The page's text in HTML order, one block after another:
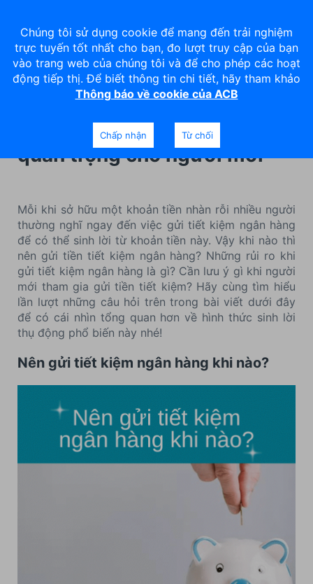
Những rủi ro khi gửi tiết
kiệm ngân hàng và lưu ý
quan trọng cho người mới
Mỗi khi sở hữu một khoản tiền nhàn rỗi nhiều người
thường nghĩ ngay đến việc gửi tiết kiệm ngân hàng
để có thể sinh lời từ khoản tiền này. Vậy khi nào thì
nên gửi tiền tiết kiệm ngân hàng? Những rủi ro khi
gửi tiết kiệm ngân hàng là gì? Cần lưu ý gì khi người
mới tham gia gửi tiền tiết kiệm? Hãy cùng tìm hiểu
lần lượt những câu hỏi trên trong bài viết dưới đây
để có cái nhìn tổng quan hơn về hình thức sinh lời
thụ động phổ biến này nhé!
Nên gửi tiết kiệm ngân hàng khi nào?
Chúng tôi sử dụng cookie để mang đến trải nghiệm
trực tuyến tốt nhất cho bạn, đo lượt truy cập của bạn
vào trang web của chúng tôi và để cho phép các hoạt
động tiếp thị. Để biết thông tin chi tiết, hãy tham khảo
Thông báo về cookie của ACB
Chấp nhận Từ chối